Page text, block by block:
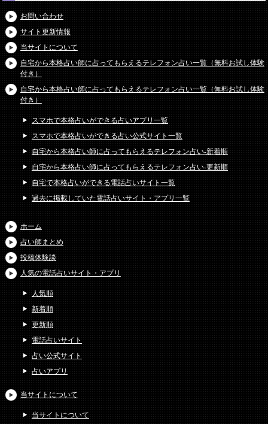
お問い合わせ
サイト更新情報
当サイトについて
自宅から本格占い師に占ってもらえるテレフォン占い一覧（無料お試し体験
付き）
自宅から本格占い師に占ってもらえるテレフォン占い一覧（無料お試し体験
付き）
スマホで本格占いができる占いアプリ一覧
スマホで本格占いができる占い公式サイト一覧
自宅から本格占い師に占ってもらえるテレフォン占い-新着順
自宅から本格占い師に占ってもらえるテレフォン占い-更新順
自宅で本格占いができる電話占いサイト一覧
過去に掲載していた電話占いサイト・アプリ一覧
ホーム
占い師まとめ
投稿体験談
人気の電話占いサイト・アプリ
人気順
新着順
更新順
電話占いサイト
占い公式サイト
占いアプリ
当サイトについて
当サイトについて